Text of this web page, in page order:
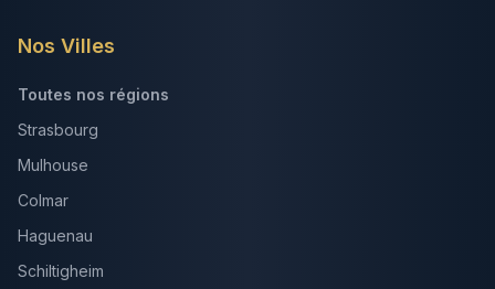
Nos Villes
Toutes nos régions
Strasbourg
Mulhouse
Colmar
Haguenau
Schiltigheim